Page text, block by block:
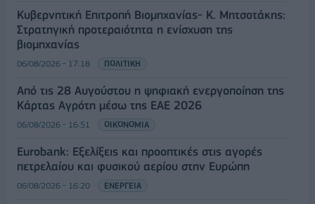
Κυβερνητική Επιτροπή Βιομηχανίας- Κ. Μητσοτάκης:
Στρατηγική προτεραιότητα η ενίσχυση της
βιομηχανίας
06/08/2026 - 17:18 ΠΟΛΙΤΙΚΗ
Από τις 28 Αυγούστου η ψηφιακή ενεργοποίηση της
Κάρτας Αγρότη μέσω της ΕΑΕ 2026
06/08/2026 - 16:51 ΟΙΚΟΝΟΜΙΑ
Eurobank: Εξελίξεις και προοπτικές στις αγορές
πετρελαίου και φυσικού αερίου στην Ευρώπη
06/08/2026 - 16:20 ΕΝΕΡΓΕΙΑ